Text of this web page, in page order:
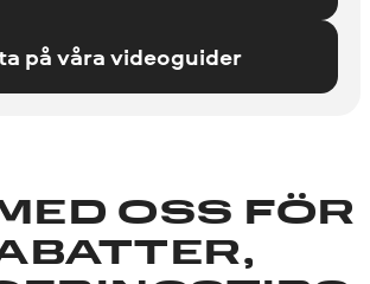
på våra videoguider
OSS ​​FÖR